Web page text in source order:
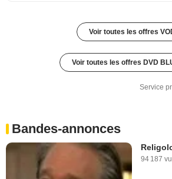
Voir toutes les offres
Voir toutes les offres DVD
Service
Bandes-annonces
94 187